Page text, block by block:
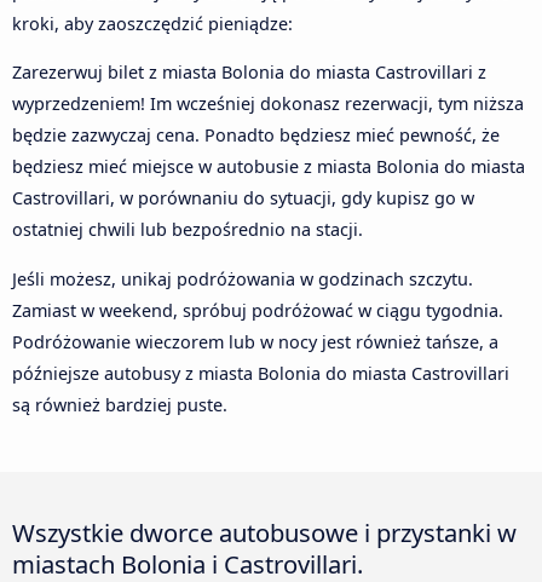
kroki, aby zaoszczędzić pieniądze:
Zarezerwuj bilet z miasta Bolonia do miasta Castrovillari z
wyprzedzeniem! Im wcześniej dokonasz rezerwacji, tym niższa
będzie zazwyczaj cena. Ponadto będziesz mieć pewność, że
będziesz mieć miejsce w autobusie z miasta Bolonia do miasta
Castrovillari, w porównaniu do sytuacji, gdy kupisz go w
ostatniej chwili lub bezpośrednio na stacji.
Jeśli możesz, unikaj podróżowania w godzinach szczytu.
Zamiast w weekend, spróbuj podróżować w ciągu tygodnia.
Podróżowanie wieczorem lub w nocy jest również tańsze, a
późniejsze autobusy z miasta Bolonia do miasta Castrovillari
są również bardziej puste.
Wszystkie dworce autobusowe i przystanki w
miastach Bolonia i Castrovillari.